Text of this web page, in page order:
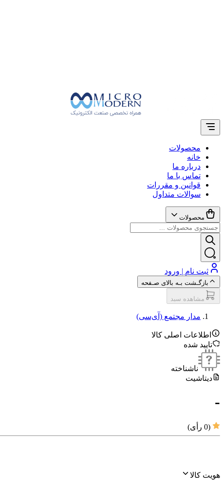
محصولات
خانه
درباره ما
تماس با ما
قوانین و مقررات
سوالات متداول
محصولات
ثبت نام | ورود
بازگـشت بـه بالای صـفحه
مشاهده سبد
مدار مجتمع (آی‌سی‌)
اطلاعات اصلی کالا
تایید شده
ناشناخته
دیتاشیت
-
(
0 رأی)
هویت کالا